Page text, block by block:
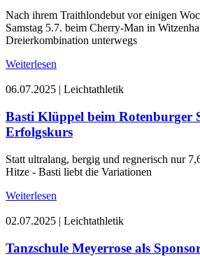
Nach ihrem Traithlondebut vor einigen
Samstag 5.7. beim Cherry-Man in
Dreierkombination unterwegs
Weiterlesen
06.07.2025 | Leichtathletik
Basti Klüppel beim Rotenburger
Erfolgskurs
Statt ultralang, bergig und regnerisch nur
Hitze - Basti liebt die Variationen
Weiterlesen
02.07.2025 | Leichtathletik
Tanzschule Meyerrose als